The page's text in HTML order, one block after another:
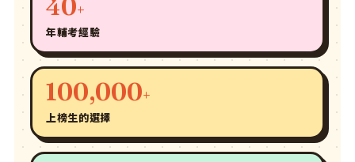
40+
年輔考經驗
100,000+
上榜生的選擇